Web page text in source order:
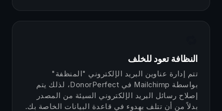
النظافة تعود للخلف
تتم إدارة عناوين البريد الإلكتروني "المنظفة"
بواسطة Mailchimp في DonorPerfect، لذلك يتم
إصلاح رسائل البريد الإلكتروني السيئة من المصدر
بدلاً من أن تتلف بهدوء في قاعدة البيانات الخاصة بك.